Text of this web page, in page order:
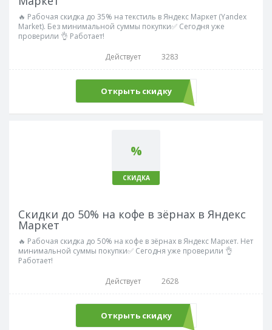
🔥 Рабочая скидка до 35% на текстиль в Яндекс Маркет (Yandex
Market). Без минимальной суммы покупки✅ Сегодня уже
проверили 👌 Работает!
Действует
3283
Открыть скидку
%
СКИДКА
Скидки до 50% на кофе в зёрнах в Яндекс
Маркет
🔥 Рабочая скидка до 50% на кофе в зёрнах в Яндекс Маркет. Нет
минимальной суммы покупки✅ Сегодня уже проверили 👌
Работает!
Действует
2628
Открыть скидку